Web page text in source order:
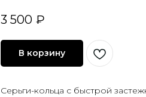
3 500 ₽
В корзину
Серьги-кольца с быстрой